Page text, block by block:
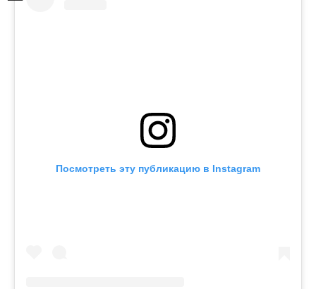
Посмотреть эту публикацию в Instagram